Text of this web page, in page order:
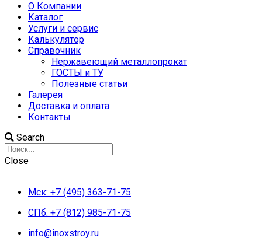
О Компании
Каталог
Услуги и сервис
Калькулятор
Справочник
Нержавеющий металлопрокат
ГОСТЫ и ТУ
Полезные статьи
Галерея
Доставка и оплата
Контакты
Search
Close
Мск: +7 (495) 363-71-75
СПб: +7 (812) 985-71-75
info@inoxstroy.ru